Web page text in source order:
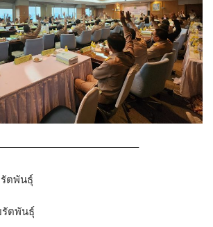
ตพันธุ์
ตพันธุ์